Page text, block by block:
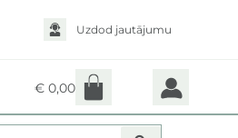
Uzdod jautājumu
€ 0,00